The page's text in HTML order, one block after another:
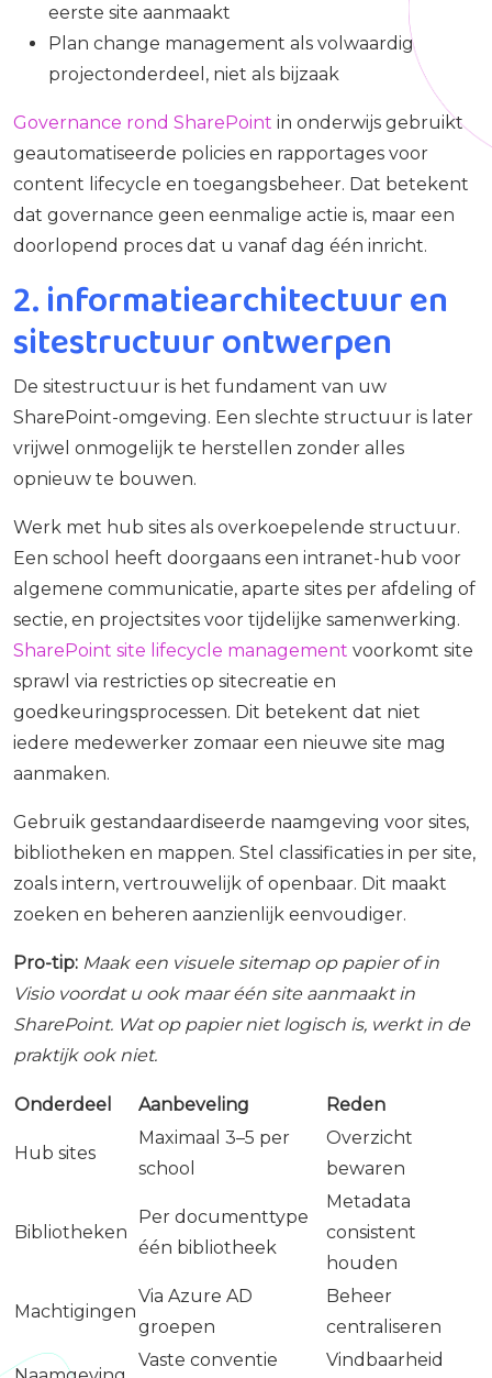
eerste site aanmaakt
Plan change management als volwaardig
projectonderdeel, niet als bijzaak
Governance rond SharePoint in onderwijs gebruikt
geautomatiseerde policies en rapportages voor
content lifecycle en toegangsbeheer. Dat betekent
dat governance geen eenmalige actie is, maar een
doorlopend proces dat u vanaf dag één inricht.
2. informatiearchitectuur en
sitestructuur ontwerpen
De sitestructuur is het fundament van uw
SharePoint-omgeving. Een slechte structuur is later
vrijwel onmogelijk te herstellen zonder alles
opnieuw te bouwen.
Werk met hub sites als overkoepelende structuur.
Een school heeft doorgaans een intranet-hub voor
algemene communicatie, aparte sites per afdeling of
sectie, en projectsites voor tijdelijke samenwerking.
SharePoint site lifecycle management voorkomt site
sprawl via restricties op sitecreatie en
goedkeuringsprocessen. Dit betekent dat niet
iedere medewerker zomaar een nieuwe site mag
aanmaken.
Gebruik gestandaardiseerde naamgeving voor sites,
bibliotheken en mappen. Stel classificaties in per site,
zoals intern, vertrouwelijk of openbaar. Dit maakt
zoeken en beheren aanzienlijk eenvoudiger.
Pro-tip: Maak een visuele sitemap op papier of in
Visio voordat u ook maar één site aanmaakt in
SharePoint. Wat op papier niet logisch is, werkt in de
praktijk ook niet.
Onderdeel Aanbeveling Reden
Hub sites
Maximaal 3–5 per
school
Overzicht
bewaren
Bibliotheken
Per documenttype
één bibliotheek
Metadata
consistent
houden
Machtigingen
Via Azure AD
groepen
Beheer
centraliseren
Vaste conventie Vindbaarheid